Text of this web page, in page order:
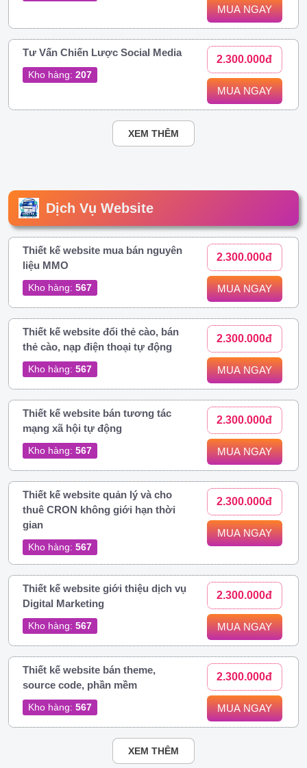
MUA NGAY
Tư Vấn Chiến Lược Social Media
Kho hàng: 207
2.300.000đ
MUA NGAY
XEM THÊM
Dịch Vụ Website
Thiết kế website mua bán nguyên
liệu MMO
Kho hàng: 567
2.300.000đ
MUA NGAY
Thiết kế website đổi thẻ cào, bán
thẻ cào, nạp điện thoại tự động
Kho hàng: 567
2.300.000đ
MUA NGAY
Thiết kế website bán tương tác
mạng xã hội tự động
Kho hàng: 567
2.300.000đ
MUA NGAY
Thiết kế website quản lý và cho
thuê CRON không giới hạn thời
gian
Kho hàng: 567
2.300.000đ
MUA NGAY
Thiết kế website giới thiệu dịch vụ
Digital Marketing
Kho hàng: 567
2.300.000đ
MUA NGAY
Thiết kế website bán theme,
source code, phần mềm
Kho hàng: 567
2.300.000đ
MUA NGAY
XEM THÊM